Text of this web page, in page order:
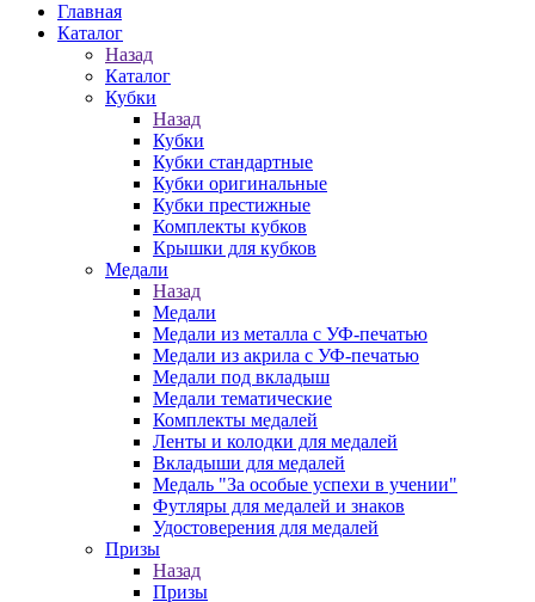
Главная
Каталог
Назад
Каталог
Кубки
Назад
Кубки
Кубки стандартные
Кубки оригинальные
Кубки престижные
Комплекты кубков
Крышки для кубков
Медали
Назад
Медали
Медали из металла с УФ-печатью
Медали из акрила с УФ-печатью
Медали под вкладыш
Медали тематические
Комплекты медалей
Ленты и колодки для медалей
Вкладыши для медалей
Медаль "За особые успехи в учении"
Футляры для медалей и знаков
Удостоверения для медалей
Призы
Назад
Призы